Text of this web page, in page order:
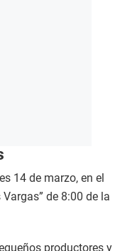
14 de marzo, en el
de 8:00 de la
productores y